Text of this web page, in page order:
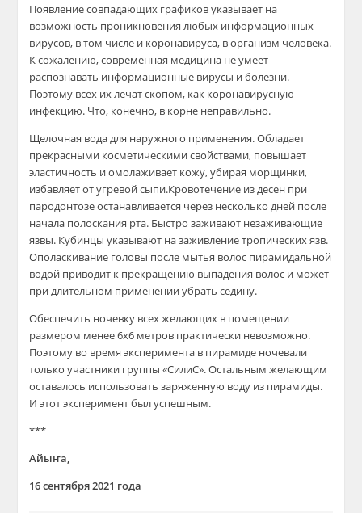
Появление совпадающих графиков указывает на
возможность проникновения любых информационных
вирусов, в том числе и коронавируса, в организм человека.
К сожалению, современная медицина не умеет
распознавать информационные вирусы и болезни.
Поэтому всех их лечат скопом, как коронавирусную
инфекцию. Что, конечно, в корне неправильно.
Щелочная вода для наружного применения. Обладает
прекрасными косметическими свойствами, повышает
эластичность и омолаживает кожу, убирая морщинки,
избавляет от угревой сыпи.Кровотечение из десен при
пародонтозе останавливается через несколько дней после
начала полоскания рта. Быстро заживают незаживающие
язвы. Кубинцы указывают на заживление тропических язв.
Ополаскивание головы после мытья волос пирамидальной
водой приводит к прекращению выпадения волос и может
при длительном применении убрать седину.
Обеспечить ночевку всех желающих в помещении
размером менее 6х6 метров практически невозможно.
Поэтому во время эксперимента в пирамиде ночевали
только участники группы «СилиС». Остальным желающим
оставалось использовать заряженную воду из пирамиды.
И этот эксперимент был успешным.
***
Айыҥа,
16 сентября 2021 года